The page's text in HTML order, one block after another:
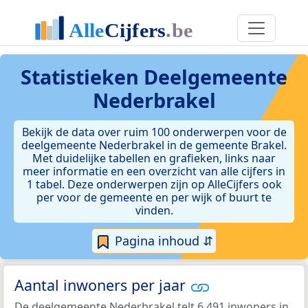
Statistieken Deelgemeente
Nederbrakel
Bekijk de data over ruim 100 onderwerpen voor de
deelgemeente Nederbrakel in de gemeente Brakel.
Met duidelijke tabellen en grafieken, links naar
meer informatie en een overzicht van alle cijfers in
1 tabel. Deze onderwerpen zijn op AlleCijfers ook
per voor de gemeente en per wijk of buurt te
vinden.
Pagina inhoud ⇵
Aantal inwoners per jaar